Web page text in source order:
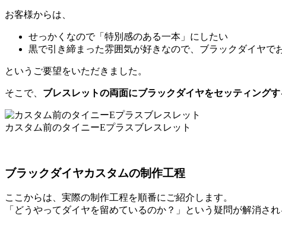
お客様からは、
せっかくなので「特別感のある一本」にしたい
黒で引き締まった雰囲気が好きなので、ブラックダイヤで
というご要望をいただきました。
そこで、 ブレスレットの両面にブラックダイヤをセッティング
カスタム前のタイニーEプラスブレスレット
ブラックダイヤカスタムの制作工程
ここからは、実際の制作工程を順番にご紹介します。
「どうやってダイヤを留めているのか？」という疑問が解消さ